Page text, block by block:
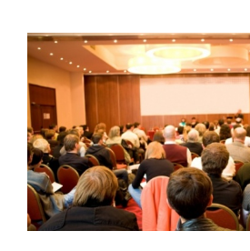
de
la
del
25
de